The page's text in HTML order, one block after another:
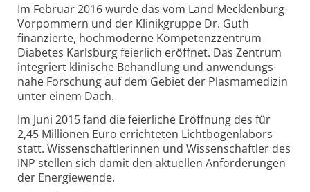
Im Februar 2016 wurde das vom Land Mecklenburg-
Vorpommern und der Klinik­gruppe Dr. Guth
finanzierte, hochmoderne Kompetenz­zentrum
Diabetes Karlsburg feierlich eröffnet. Das Zentrum
integriert klinische Be­hand­lung und anwendungs­
nahe For­schung auf dem Gebiet der Plasma­medizin
unter einem Dach.
Im Juni 2015 fand die feierliche Eröffnung des für
2,45 Millionen Euro errichteten Licht­bogen­labors
statt. Wissen­schaftle­rinnen und Wissen­schaftler des
INP stellen sich damit den aktuellen An­forde­rungen
der Energie­wende.